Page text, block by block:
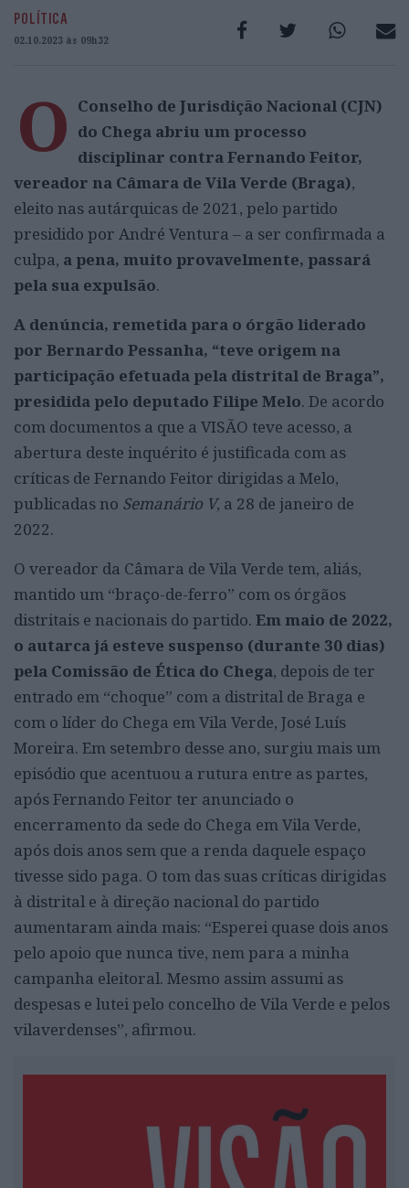
POLÍTICA
02.10.2023 às 09h32
O Conselho de Jurisdição Nacional (CJN)
do Chega abriu um processo
disciplinar contra Fernando Feitor,
vereador na Câmara de Vila Verde (Braga),
eleito nas autárquicas de 2021, pelo partido
presidido por André Ventura – a ser confirmada a
culpa, a pena, muito provavelmente, passará
pela sua expulsão.
A denúncia, remetida para o órgão liderado
por Bernardo Pessanha, “teve origem na
participação efetuada pela distrital de Braga”,
presidida pelo deputado Filipe Melo. De acordo
com documentos a que a VISÃO teve acesso, a
abertura deste inquérito é justificada com as
críticas de Fernando Feitor dirigidas a Melo,
publicadas no Semanário V, a 28 de janeiro de
2022.
O vereador da Câmara de Vila Verde tem, aliás,
mantido um “braço-de-ferro” com os órgãos
distritais e nacionais do partido. Em maio de 2022,
o autarca já esteve suspenso (durante 30 dias)
pela Comissão de Ética do Chega, depois de ter
entrado em “choque” com a distrital de Braga e
com o líder do Chega em Vila Verde, José Luís
Moreira. Em setembro desse ano, surgiu mais um
episódio que acentuou a rutura entre as partes,
após Fernando Feitor ter anunciado o
encerramento da sede do Chega em Vila Verde,
após dois anos sem que a renda daquele espaço
tivesse sido paga. O tom das suas críticas dirigidas
à distrital e à direção nacional do partido
aumentaram ainda mais: “Esperei quase dois anos
pelo apoio que nunca tive, nem para a minha
campanha eleitoral. Mesmo assim assumi as
despesas e lutei pelo concelho de Vila Verde e pelos
vilaverdenses”, afirmou.